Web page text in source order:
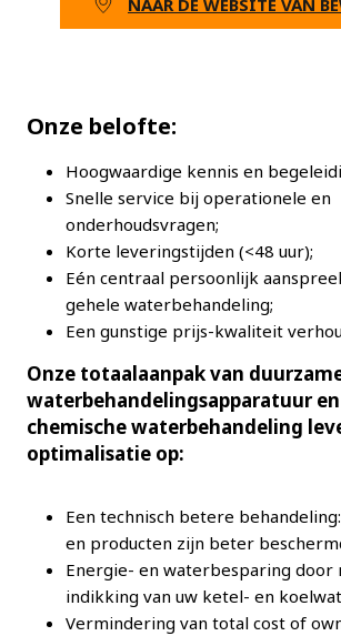
NAAR DE WEBSITE VAN
Onze belofte:
Hoogwaardige kennis en
Snelle service bij operationele en
onderhoudsvragen;
Korte leveringstijden (<48 uur);
Eén centraal persoonlijk
gehele waterbehandeling;
Een gunstige prijs-kwaliteit
Onze totaalaanpak van
waterbehandelingsapparatuur
chemische waterbehandeling
optimalisatie op:
Een technisch betere
en producten zijn beter
Energie- en waterbesparing door
indikking van uw ketel- en
Vermindering van total cost of